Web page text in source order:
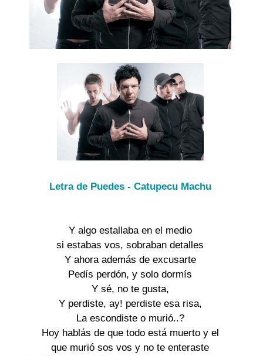
Letra de Puedes - Catupecu Machu
Y algo estallaba en el medio
si estabas vos, sobraban detalles
Y ahora además de excusarte
Pedís perdón, y solo dormís
Y sé, no te gusta,
Y perdiste, ay! perdiste esa risa,
La escondiste o murió..?
Hoy hablás de que todo está muerto y el
que murió sos vos y no te enteraste